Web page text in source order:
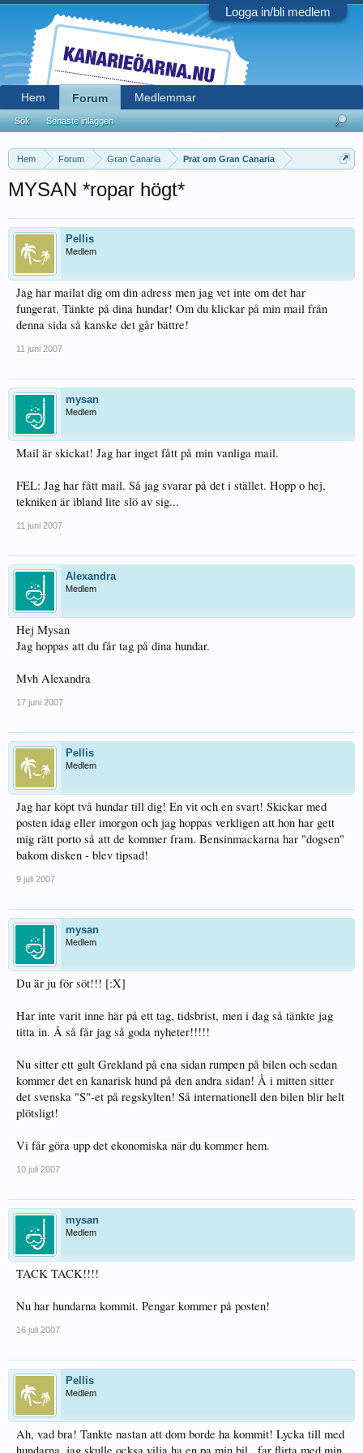
Logga in/bli medlem
Hem Forum Gran Canaria Prat om Gran Canaria
MYSAN *ropar högt*
Pellis
Medlem
Jag har mailat dig om din adress men jag vet inte om det har
fungerat. Tänkte på dina hundar! Om du klickar på min mail från
denna sida så kanske det går bättre!
11 juni 2007
mysan
Medlem
Mail är skickat! Jag har inget fått på min vanliga mail.
FEL: Jag har fått mail. Så jag svarar på det i stället. Hopp o hej,
tekniken är ibland lite slö av sig...
11 juni 2007
Alexandra
Medlem
Hej Mysan
Jag hoppas att du får tag på dina hundar.
Mvh Alexandra
17 juni 2007
Pellis
Medlem
Jag har köpt två hundar till dig! En vit och en svart! Skickar med
posten idag eller imorgon och jag hoppas verkligen att hon har gett
mig rätt porto så att de kommer fram. Bensinmackarna har "dogsen"
bakom disken - blev tipsad!
9 juli 2007
mysan
Medlem
Du är ju för söt!!! [:X]
Har inte varit inne här på ett tag, tidsbrist, men i dag så tänkte jag
titta in. Å så får jag så goda nyheter!!!!!
Nu sitter ett gult Grekland på ena sidan rumpen på bilen och sedan
kommer det en kanarisk hund på den andra sidan! Å i mitten sitter
det svenska "S"-et på regskylten! Så internationell den bilen blir helt
plötsligt!
Vi får göra upp det ekonomiska när du kommer hem.
10 juli 2007
mysan
Medlem
TACK TACK!!!!
Nu har hundarna kommit. Pengar kommer på posten!
16 juli 2007
Pellis
Medlem
Ah, vad bra! Tankte nastan att dom borde ha kommit! Lycka till med
Hem Forum
Sök Senaste inläggen
Medlemmar